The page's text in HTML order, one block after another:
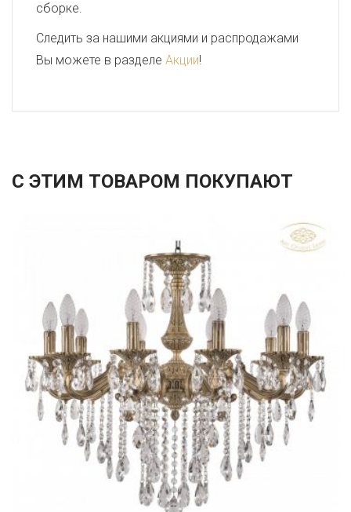
сборке.
Следить за нашими акциями и распродажами
Вы можете в разделе Акции!
С ЭТИМ ТОВАРОМ ПОКУПАЮТ